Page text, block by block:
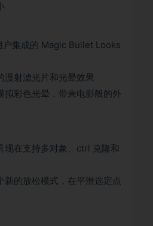
集成的 Magic Bullet Looks
漫射滤光片和光晕效果
拟彩色光晕，带来电影般的外
现在支持多对象、ctrl 克隆和
新的放松模式，在平滑选定点